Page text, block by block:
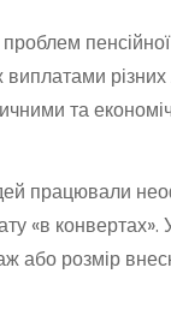
виплатами
та
працювали
«в конвертах».
або розмір